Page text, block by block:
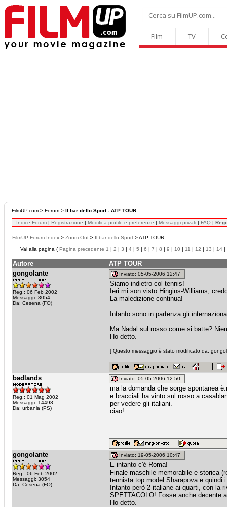
Film TV
FilmUP.com > Forum > Il bar dello Sport - ATP TOUR
Indice Forum | Registrazione | Modifica profilo e preferenze | Messaggi privati | FAQ |
FilmUP Forum Index > Zoom Out > Il bar dello Sport >ATP TOUR
Vai alla pagina ( Pagina precedente 1 | 2 | 3 | 4 | 5 | 6 | 7 | 8 | 9 | 10 | 11 | 12 | 13 | 14 |
Autore
ATP TOUR
gongolante
Reg.: 06 Feb 2002
Messaggi: 3054
Da: Cesena (FO)
Inviato: 05-05-2006 12:47
Siamo indietro col tennis!
Ieri mi son visto Hingins-Williams,
La maledizione continua!
Intanto sono in partenza gli
Ma Nadal sul rosso come si batte?
Ho detto.
[ Questo messaggio è stato modificato da:
badlands
Reg.: 01 Mag 2002
Messaggi: 14498
Da: urbania (PS)
Inviato: 05-05-2006 12:50
ma la domanda che sorge spontanea
e bracciali ha vinto sul rosso a
per vedere gli italiani.
ciao!
gongolante
Reg.: 06 Feb 2002
Messaggi: 3054
Da: Cesena (FO)
Inviato: 19-05-2006 10:47
E intanto c'è Roma!
Finale maschile memorabile e storica
tennista top model Sharapova e quindi
Intanto però 2 italiane ai quarti, con la
SPETTACOLO! Fosse anche decente
Ho detto.